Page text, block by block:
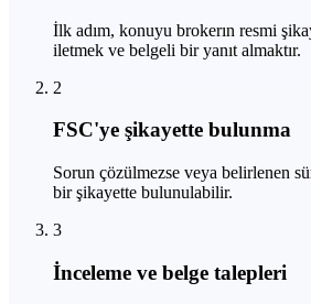
İlk adım, konuyu brokerın resmi
iletmek ve belgeli bir yanıt almaktır.
2
FSC'ye şikayette bulunma
Sorun çözülmezse veya belirlenen
bir şikayette bulunulabilir.
3
İnceleme ve belge talepleri